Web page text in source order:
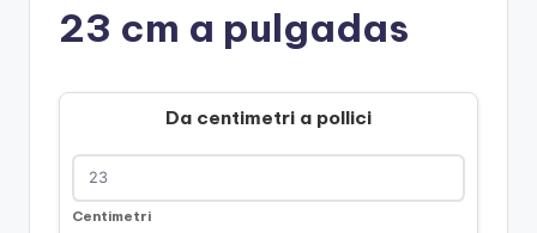
23 cm a pulgadas
Da centimetri a pollici
Centimetri